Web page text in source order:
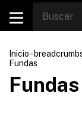
Inicio-
Fundas
Fundas